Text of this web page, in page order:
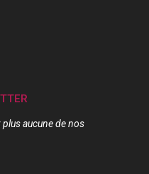
aucune de nos